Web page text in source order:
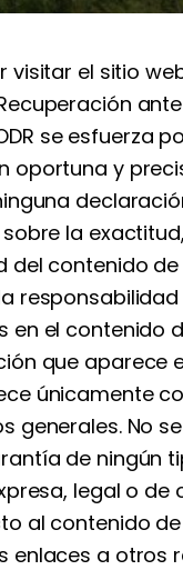
visitar el sitio
se esfuerza
oportuna y
la
del contenido
en el contenido
que aparece
únicamente
generales. No
de ningún
legal o de
al contenido
enlaces a otros